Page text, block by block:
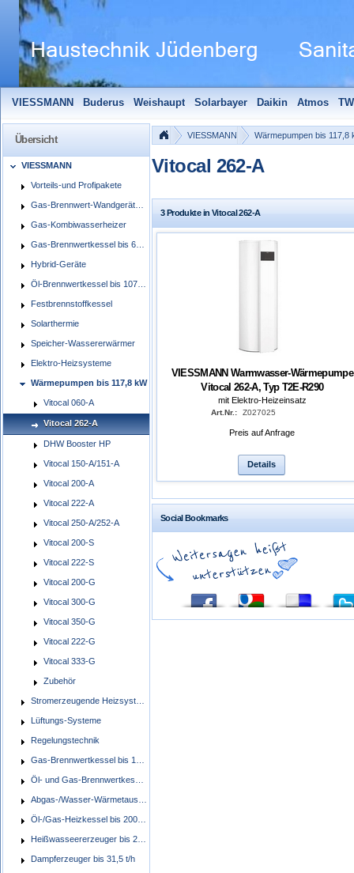
VIESSMANN Buderus Weishaupt Solarbayer Daikin Atmos
Solarfocus
Wolf Pelletmaulwurf + Zubehör Edle Badheizkörper
Übersicht
VIESSMANN
Vorteils-und Profipakete
Gas-Brennwert-Wandgeräte/Kompaktgeräte
Gas-Kombiwasserheizer
Gas-Brennwertkessel bis 60 kW, bodenstehend
Hybrid-Geräte
Öl-Brennwertkessel bis 107,3 kW
Festbrennstoffkessel
Solarthermie
Speicher-Wassererwärmer
Elektro-Heizsysteme
Wärmepumpen bis 117,8 kW
Vitocal 060-A
Vitocal 262-A
DHW Booster HP
Vitocal 150-A/151-A
Vitocal 200-A
Vitocal 222-A
Vitocal 250-A/252-A
Vitocal 200-S
Vitocal 222-S
Vitocal 200-G
Vitocal 300-G
Vitocal 350-G
Vitocal 222-G
Vitocal 333-G
Zubehör
Stromerzeugende Heizsysteme
Lüftungs-Systeme
Regelungstechnik
Gas-Brennwertkessel bis 1400 kW
Öl- und Gas-Brennwertkessel bis 545 kW
Abgas-/Wasser-Wärmetauscher
Öl-/Gas-Heizkessel bis 2000 kW
Heißwasseererzeuger bis 22,0 MW
Dampferzeuger bis 31,5 t/h
VIESSMANN Wärmepumpen bis 117,8
Vitocal 262-A
3 Produkte in Vitocal 262-A
VIESSMANN Warmwasser-Wärmepumpe
Vitocal 262-A, Typ T2E-R290
mit Elektro-Heizeinsatz
Art.Nr.: Z027025
Preis auf Anfrage
Details
Social Bookmarks